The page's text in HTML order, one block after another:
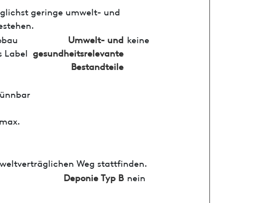
geringe umwelt- und
Label
Umwelt- und
gesundheitsrelevante
Bestandteile
keine
Weg stattfinden.
Deponie Typ B nein